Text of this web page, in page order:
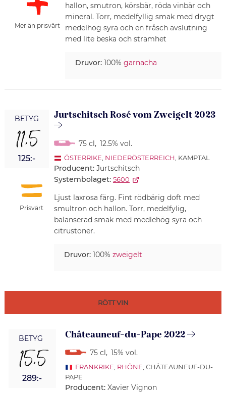
Mer än prisvärt
hallon, smutron, körsbär, röda vinbär och
mineral. Torr, medelfyllig smak med drygt
medelhög syra och en fråsch avslutning
med lite beska och stramhet
Druvor:100% garnacha
BETYG
11,5
125:-
Prisvärt
Jurtschitsch Rosé vom Zweigelt 2023
75 cl , 12.5% vol.
ÖSTERRIKE, NIEDERÖSTERREICH, KAMPTAL
Producent: Jurtschitsch
Systembolaget: 5600
Ljust laxrosa färg. Fint rödbärig doft med
smultron och hallon. Torr, medelfylig,
balanserad smak med medlehög syra och
citrustoner.
Druvor:100% zweigelt
RÖTT VIN
BETYG
15,5
289:-
Châteauneuf-du-Pape 2022
75 cl , 15% vol.
FRANKRIKE, RHÔNE, CHÂTEAUNEUF-DU-
PAPE
Producent: Xavier Vignon